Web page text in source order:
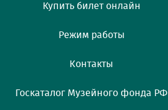
Купить билет онлайн
Режим работы
Контакты
Госкаталог Музейного фонда РФ